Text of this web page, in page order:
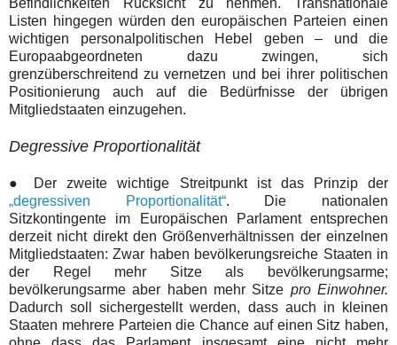
Listen hingegen würden den europäischen Parteien einen
wichtigen personalpolitischen Hebel geben – und die
Europaabgeordneten dazu zwingen, sich
grenzüberschreitend zu vernetzen und bei ihrer politischen
Positionierung auch auf die Bedürfnisse der übrigen
Mitgliedstaaten einzugehen.
Degressive Proportionalität
● Der zweite wichtige Streitpunkt ist das Prinzip der
„degressiven Proportionalität“. Die nationalen
Sitzkontingente im Europäischen Parlament entsprechen
derzeit nicht direkt den Größenverhältnissen der einzelnen
Mitgliedstaaten: Zwar haben bevölkerungsreiche Staaten in
der Regel mehr Sitze als bevölkerungsarme;
bevölkerungsarme aber haben mehr Sitze pro Einwohner.
Dadurch soll sichergestellt werden, dass auch in kleinen
Staaten mehrere Parteien die Chance auf einen Sitz haben,